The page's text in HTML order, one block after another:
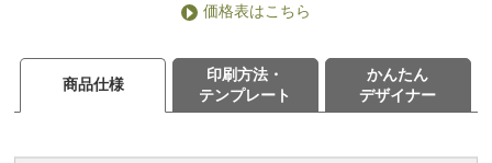
価格表はこちら
商品仕様
印刷方法・
テンプレート
かんたん
デザイナー